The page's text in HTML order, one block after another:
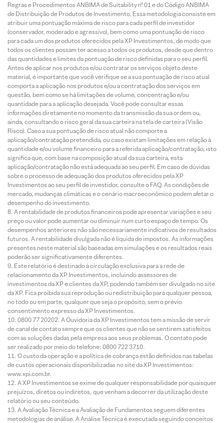
Regras e Procedimentos ANBIMA de Suitability nº 01 e do Código ANBIMA
de Distribuição de Produtos de Investimento. Essa metodologia consiste em
atribuir uma pontuação máxima de risco para cada perfil de investidor
(conservador, moderado e agressivo), bem como uma pontuação de risco
para cada um dos produtos oferecidos pela XP Investimentos, de modo que
todos os clientes possam ter acesso a todos os produtos, desde que dentro
das quantidades e limites da pontuação de risco definidas para o seu perfil.
Antes de aplicar nos produtos e/ou contratar os serviços objeto deste
material, é importante que você verifique se a sua pontuação de risco atual
comporta a aplicação nos produtos e/ou a contratação dos serviços em
questão, bem como se há limitações de volume, concentração e/ou
quantidade para a aplicação desejada. Você pode consultar essas
informações diretamente no momento da transmissão da sua ordem ou,
ainda, consultando o risco geral da sua carteira na tela de carteira (Visão
Risco). Caso a sua pontuação de risco atual não comporte a
aplicação/contratação pretendida, ou caso existam limitações em relação à
quantidade e/ou volume financeiro para a referida aplicação/contratação, isto
significa que, com base na composição atual da sua carteira, esta
aplicação/contratação não está adequada ao seu perfil. Em caso de dúvidas
sobre o processo de adequação dos produtos oferecidos pela XP
Investimentos ao seu perfil de investidor, consulte o FAQ. As condições de
mercado, mudanças climáticas e o cenário macroeconômico podem afetar o
desempenho do investimento.
A rentabilidade de produtos financeiros pode apresentar variações e seu
preço ou valor pode aumentar ou diminuir num curto espaço de tempo. Os
desempenhos anteriores não são necessariamente indicativos de resultados
futuros. A rentabilidade divulgada não é líquida de impostos. As informações
presentes neste material são baseadas em simulações e os resultados reais
poderão ser significativamente diferentes.
Este relatório é destinado à circulação exclusiva para a rede de
relacionamento da XP Investimentos, incluindo assessores de
investimentos da XP e clientes da XP, podendo também ser divulgado no site
da XP. Fica proibida sua reprodução ou redistribuição para qualquer pessoa,
no todo ou em parte, qualquer que seja o propósito, sem o prévio
consentimento expresso da XP Investimentos.
0800 77 20202. A Ouvidoria da XP Investimentos tem a missão de servir
de canal de contato sempre que os clientes que não se sentirem satisfeitos
com as soluções dadas pela empresa aos seus problemas. O contato pode
ser realizado por meio do telefone: 0800 722 3710.
O custo da operação e a política de cobrança estão definidos nas tabelas
de custos operacionais disponibilizadas no site da XP Investimentos:
www.xpi.com.br.
A XP Investimentos se exime de qualquer responsabilidade por quaisquer
prejuízos, diretos ou indiretos, que venham a decorrer da utilização deste
relatório ou seu conteúdo.
A Avaliação Técnica e a Avaliação de Fundamentos seguem diferentes
metodologias de análise. A Análise Técnica é executada seguindo conceitos